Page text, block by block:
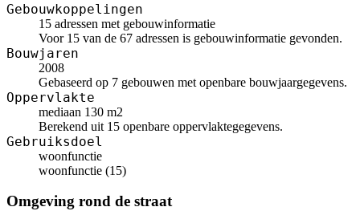
Gebouwkoppelingen
15 adressen met gebouwinformatie
Voor 15 van de 67 adressen is gebouwinformatie gevonden.
Bouwjaren
2008
Gebaseerd op 7 gebouwen met openbare bouwjaargegevens.
Oppervlakte
mediaan 130 m2
Berekend uit 15 openbare oppervlaktegegevens.
Gebruiksdoel
woonfunctie
woonfunctie (15)
Omgeving rond de straat